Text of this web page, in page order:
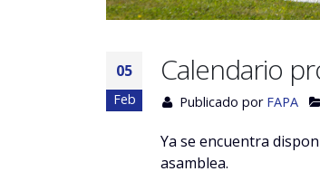
05
Feb
Calendario
Publicado por FAPA
Ya se encuentra
asamblea.